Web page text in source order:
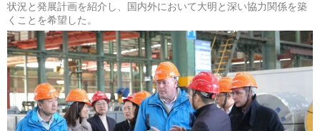
状況と発展計画を紹介し、国内外において大明と深い協力関係を築
くことを希望した。